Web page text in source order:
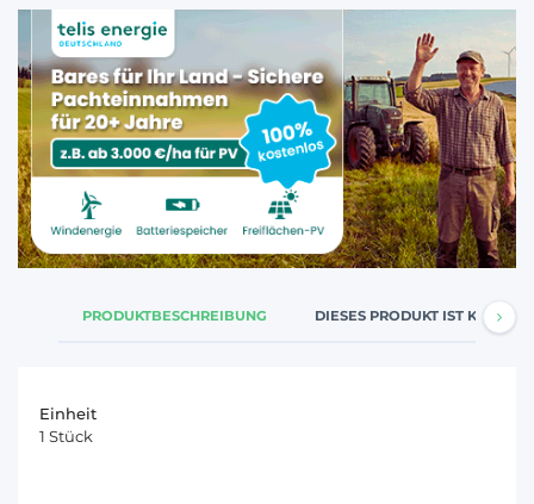
PRODUKTBESCHREIBUNG DIESES PRODUKT IST
Einheit
1 Stück